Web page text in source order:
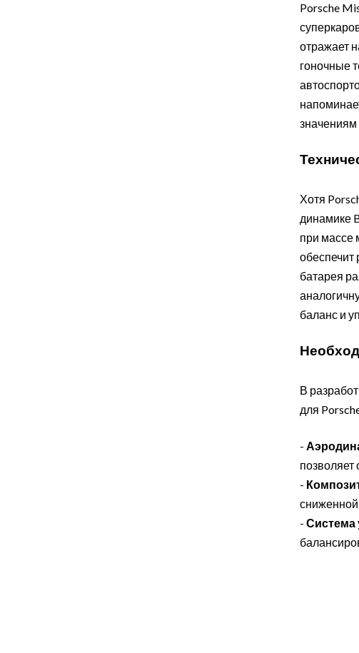
Porsche
отражает
гоночные
значениям
Хотя
динамике
при массе
обеспечит
батарея
баланс и
В
для
-
позволяет
-
- Система